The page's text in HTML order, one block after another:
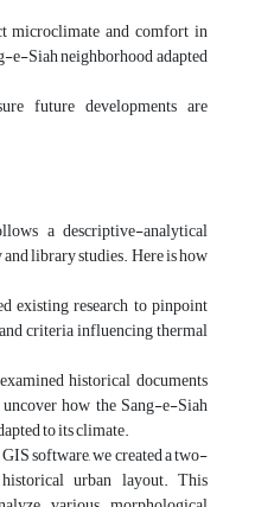
microclimate and comfort in
e-Siah neighborhood adapted
future developments are
a descriptive-analytical
library studies. Here is how
existing research to pinpoint
criteria influencing thermal
historical documents
how the Sang-e-Siah
to its climate.
software, we created a two-
urban layout. This